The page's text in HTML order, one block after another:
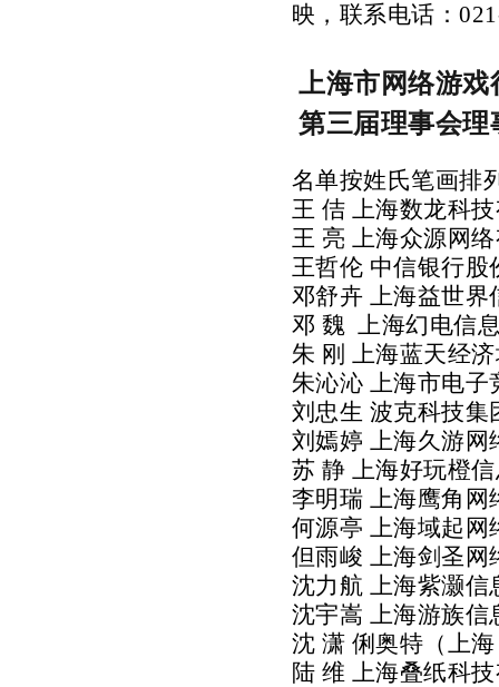
映， 联系电话：
上海市网络游戏
第三届理事会理
名单按姓氏笔画排
王 佶 上海数龙科
王 亮 上海众源网
王哲伦 中信银行股
邓舒卉 上海益世界
邓 魏上海幻电信
朱 刚 上海蓝天经
朱沁沁 上海市电子
刘忠生 波克科技
刘嫣婷 上海久游
苏 静 上海好玩橙
李明瑞 上海鹰角
何源亭 上海域起
但雨峻 上海剑圣
沈力航 上海紫灏
沈宇嵩 上海游族
沈 潇 俐奥特（上
陆 维 上海叠纸科